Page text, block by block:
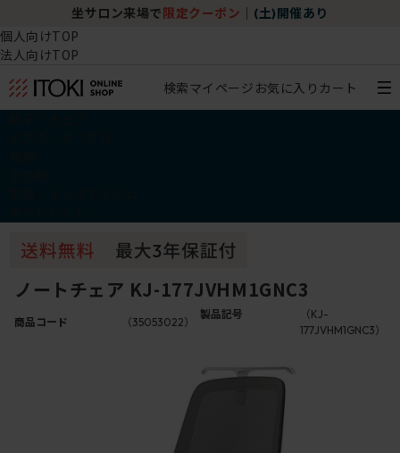
坐サロン来場で 限定クーポン (土)開催あり
個人向けTOP
法人向けTOP
検索マイページ お気に入り カート
ノートチェア KJ-177JVHM1GNC3
商品コード （35053022）
製品記号
（KJ-
177JVHM1GNC3）